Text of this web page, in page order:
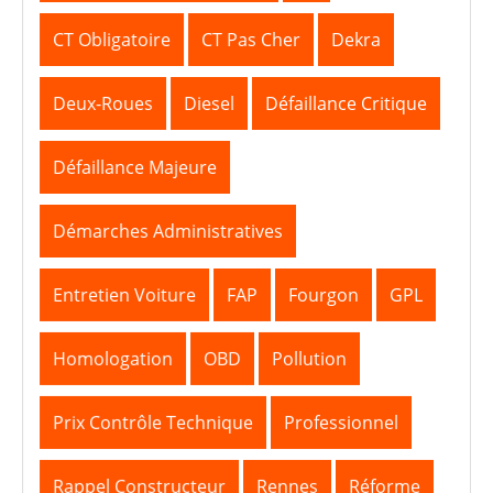
CT Obligatoire CT Pas Cher Dekra
Deux-Roues Diesel Défaillance Critique
Défaillance Majeure
Démarches Administratives
Entretien Voiture FAP Fourgon GPL
Homologation OBD Pollution
Prix Contrôle Technique Professionnel
Rappel Constructeur Rennes Réforme